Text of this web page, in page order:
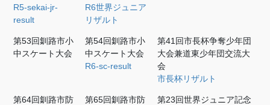
R5-sekai-jr-
result
R6世界ジュニア
リザルト
第53回釧路市小
中スケート大会
第54回釧路市小
中スケート大会
R6-sc-result
第41回市長杯争奪少年団
大会兼道東少年団交流大
会
市長杯リザルト
第64回釧路市防
第65回釧路市防
第23回世界ジュニア記念